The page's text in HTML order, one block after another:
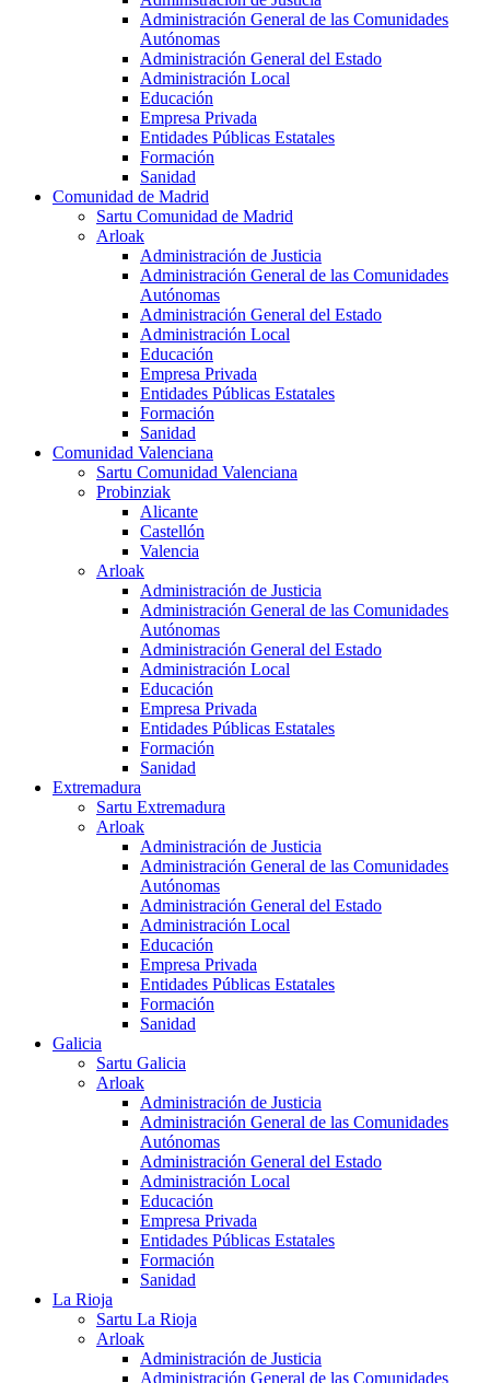
Administración General de las Comunidades
Autónomas
Administración General del Estado
Administración Local
Educación
Empresa Privada
Entidades Públicas Estatales
Formación
Sanidad
Comunidad de Madrid
Sartu Comunidad de Madrid
Arloak
Administración de Justicia
Administración General de las Comunidades
Autónomas
Administración General del Estado
Administración Local
Educación
Empresa Privada
Entidades Públicas Estatales
Formación
Sanidad
Comunidad Valenciana
Sartu Comunidad Valenciana
Probinziak
Alicante
Castellón
Valencia
Arloak
Administración de Justicia
Administración General de las Comunidades
Autónomas
Administración General del Estado
Administración Local
Educación
Empresa Privada
Entidades Públicas Estatales
Formación
Sanidad
Extremadura
Sartu Extremadura
Arloak
Administración de Justicia
Administración General de las Comunidades
Autónomas
Administración General del Estado
Administración Local
Educación
Empresa Privada
Entidades Públicas Estatales
Formación
Sanidad
Galicia
Sartu Galicia
Arloak
Administración de Justicia
Administración General de las Comunidades
Autónomas
Administración General del Estado
Administración Local
Educación
Empresa Privada
Entidades Públicas Estatales
Formación
Sanidad
La Rioja
Sartu La Rioja
Arloak
Administración de Justicia
Administración General de las Comunidades